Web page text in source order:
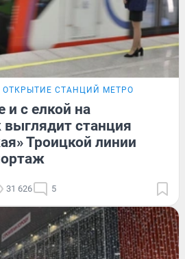
ОТКРЫТИЕ СТАНЦИЙ МЕТРО
и с елкой на
станция
Троицкой линии
31 626 5